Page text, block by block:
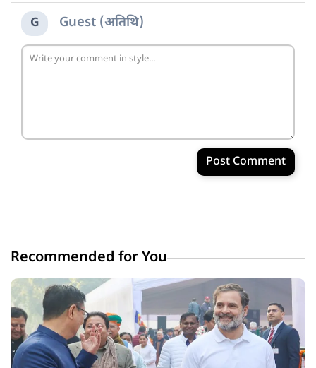
G Guest (अतिथि)
Post Comment
Recommended for You